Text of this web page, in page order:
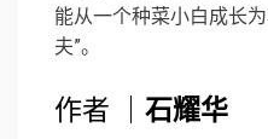
能从一个种菜小白成长
夫”。
作者 ｜ 石耀华